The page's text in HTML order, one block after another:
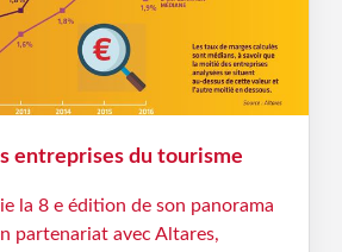
entreprises du tourisme
la 8 e édition de son panorama
partenariat avec Altares,